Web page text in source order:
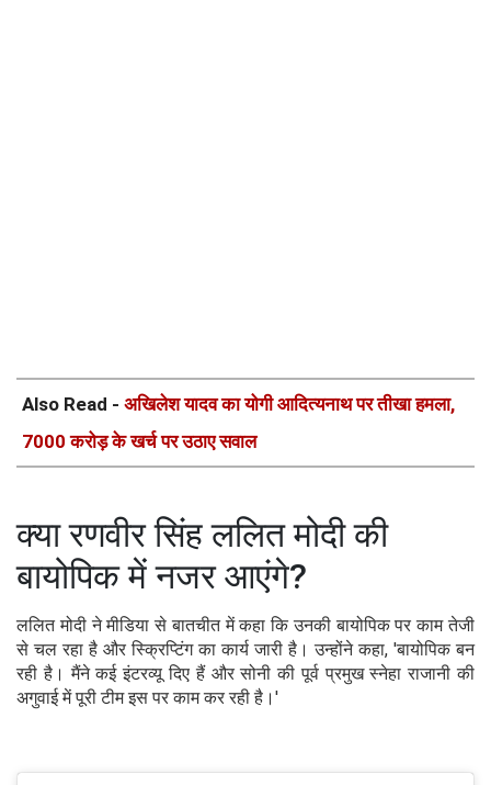
Also Read - अखिलेश यादव का योगी आदित्यनाथ पर तीखा हमला,
7000 करोड़ के खर्च पर उठाए सवाल
क्या रणवीर सिंह ललित मोदी की
बायोपिक में नजर आएंगे?
ललित मोदी ने मीडिया से बातचीत में कहा कि उनकी बायोपिक पर काम तेजी
से चल रहा है और स्क्रिप्टिंग का कार्य जारी है। उन्होंने कहा, 'बायोपिक बन
रही है। मैंने कई इंटरव्यू दिए हैं और सोनी की पूर्व प्रमुख स्नेहा राजानी की
अगुवाई में पूरी टीम इस पर काम कर रही है।'